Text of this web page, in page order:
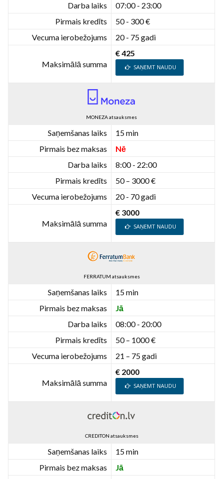
Darba laiks
07:00 - 23:00
Pirmais kredīts
50 - 300 €
Vecuma ierobežojums
20 - 75 gadi
Maksimālā summa
€ 425
SAŅEMT NAUDU
MONEZA atsauksmes
Saņemšanas laiks
15 min
Pirmais bez maksas
Nē
Darba laiks
8:00 - 22:00
Pirmais kredīts
50 – 3000 €
Vecuma ierobežojums
20 - 70 gadi
Maksimālā summa
€ 3000
SAŅEMT NAUDU
FERRATUM atsauksmes
Saņemšanas laiks
15 min
Pirmais bez maksas
Jā
Darba laiks
08:00 - 20:00
Pirmais kredīts
50 – 1000 €
Vecuma ierobežojums
21 – 75 gadi
Maksimālā summa
€ 2000
SAŅEMT NAUDU
CREDITON atsauksmes
Saņemšanas laiks
15 min
Pirmais bez maksas
Jā